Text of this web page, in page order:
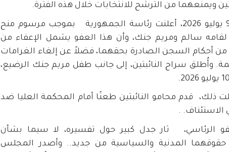
ويمنعهما من الترشح للانتخابات خلال هذه الفترة.
في مساء يوم 9 يوليو 2026، أعلنت رئاسة الجمهورية بموجب مرسوم منح
لقامه سالم ومريم جنك، وأن هذا العفو يشمل الإعفاء من
من أحكام السجن الصادرة بحقهما، فضلاً عن إلغاء الغرامات
وأُطلق سراح النائبتين، إلى جانب طفل مريم جنك الرضيع،
تلت ذلك، قدم محامو النائبتين طعنًا أمام المحكمة العليا ضد
الاستئناف. .
الرئاسي، ثار جدل كبير حول تفسيره، لا سيما بشأن
المدنية والسياسية من جديد.. وأصدر المجلس